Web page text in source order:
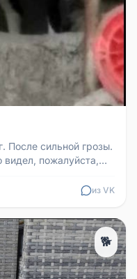
После сильной грозы.
видел, пожалуйста,
из VK
🐕